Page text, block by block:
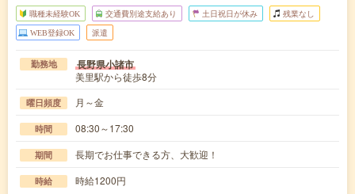
職種未経験OK 交通費別途支給あり 土日祝日が休み 残業なし
WEB登録OK 派遣
勤務地 長野県小諸市
美里駅から徒歩8分
曜日頻度 月～金
時間 08:30～17:30
期間 長期でお仕事できる方、大歓迎！
時給 時給1200円